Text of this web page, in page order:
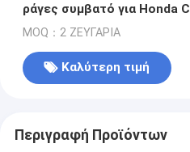
ράγες συμβατό για Honda
MOQ：2 ΖΕΥΓΑΡΙΑ
Καλύτερη τιμή
Περιγραφή Προϊόντων